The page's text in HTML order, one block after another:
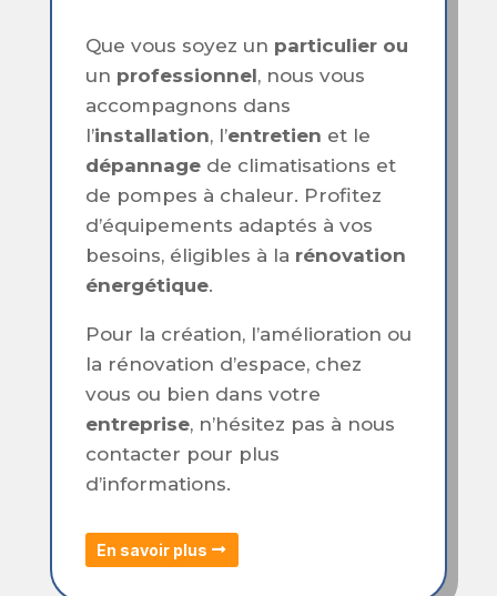
Que vous soyez un particulier ou
un professionnel, nous vous
accompagnons dans
l’installation, l’entretien et le
dépannagede climatisations et
de pompes à chaleur. Profitez
d’équipements adaptés à vos
besoins, éligibles à la rénovation
énergétique.
Pour la création, l’amélioration ou
la rénovation d’espace, chez
vous ou bien dans votre
entreprise, n’hésitez pas à nous
contacter pour plus
d’informations.
En savoir plus